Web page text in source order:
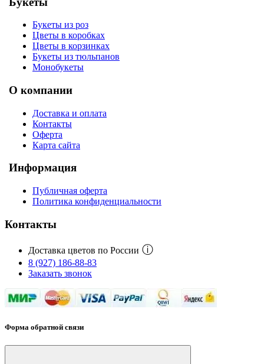
Букеты из роз
Цветы в коробках
Цветы в корзинках
Букеты из тюльпанов
Монобукеты
О компании
Доставка и оплата
Контакты
Оферта
Карта сайта
Информация
Публичная оферта
Политика конфиденциальности
Контакты
Доставка цветов по России ⓘ
8 (927) 186-88-83
Заказать звонок
Форма обратной связи